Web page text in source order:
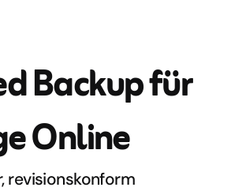
Backup für
Online
revisionskonform